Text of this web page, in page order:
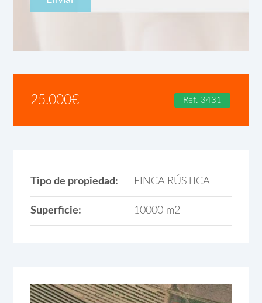
25.000€ Ref. 3431
Tipo de propiedad: FINCA RÚSTICA
Superficie: 10000 m2